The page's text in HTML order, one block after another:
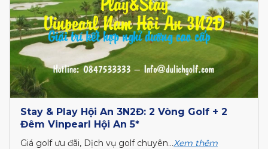
Stay & Play Hội An 3N2Đ: 2 Vòng Golf + 2
Đêm Vinpearl Hội An 5*
Giá golf ưu đãi, Dịch vụ golf chuyên...Xem thêm